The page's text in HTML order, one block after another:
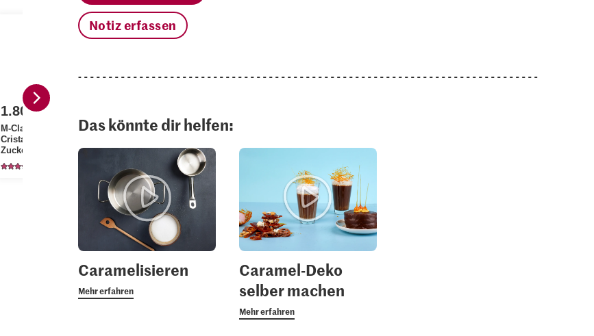
1.80
M-Classic IP-SUISSE
Cristal Feinkristall-
Zucker
0.60
M-Budget Zitronensaft
472
Notiz erfassen
Das könnte dir helfen:
Caramelisieren
Mehr erfahren
Caramel-Deko
selber machen
Mehr erfahren